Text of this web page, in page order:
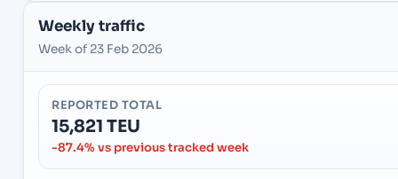
Weekly traffic
Week of 23 Feb 2026
REPORTED TOTAL
15,821 TEU
-87.4% vs previous tracked week